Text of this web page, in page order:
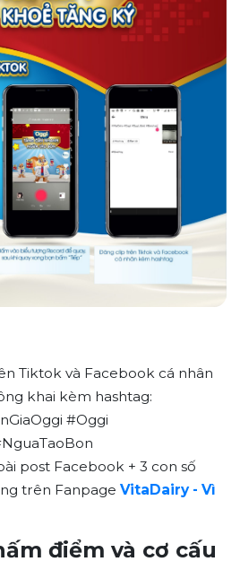
Tiktok và Facebook cá nhân
khai kèm hashtag:
#Oggi
post Facebook + 3 con số
trên Fanpage VitaDairy - Vì
điểm và cơ cấu